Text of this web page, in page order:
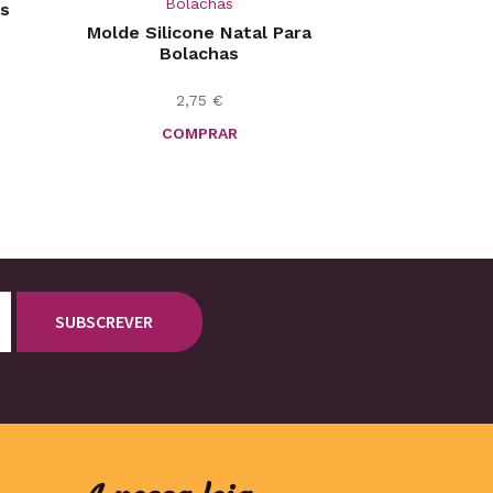
Molde Silicone Natal Para
Bolachas
2,75 €
COMPRAR